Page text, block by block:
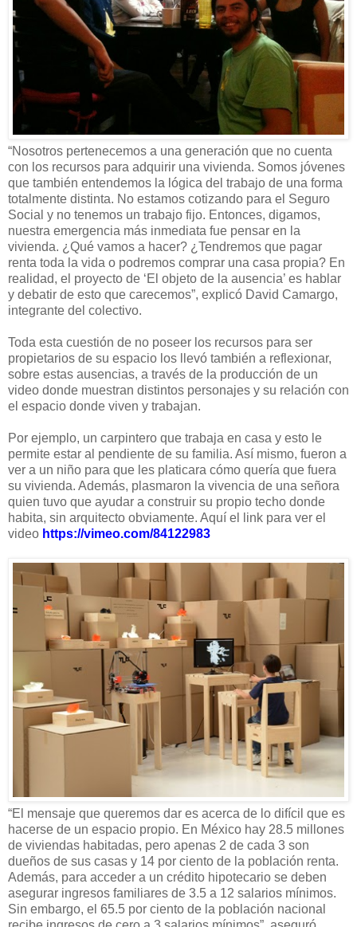
“Nosotros pertenecemos a una generación que no cuenta
con los recursos para adquirir una vivienda. Somos jóvenes
que también entendemos la lógica del trabajo de una forma
totalmente distinta. No estamos cotizando para el Seguro
Social y no tenemos un trabajo fijo. Entonces, digamos,
nuestra emergencia más inmediata fue pensar en la
vivienda. ¿Qué vamos a hacer? ¿Tendremos que pagar
renta toda la vida o podremos comprar una casa propia? En
realidad, el proyecto de ‘El objeto de la ausencia’ es hablar
y debatir de esto que carecemos”, explicó David Camargo,
integrante del colectivo.
Toda esta cuestión de no poseer los recursos para ser
propietarios de su espacio los llevó también a reflexionar,
sobre estas ausencias, a través de la producción de un
video donde muestran distintos personajes y su relación con
el espacio donde viven y trabajan.
Por ejemplo, un carpintero que trabaja en casa y esto le
permite estar al pendiente de su familia. Así mismo, fueron a
ver a un niño para que les platicara cómo quería que fuera
su vivienda. Además, plasmaron la vivencia de una señora
quien tuvo que ayudar a construir su propio techo donde
habita, sin arquitecto obviamente. Aquí el link para ver el
video https://vimeo.com/84122983
“El mensaje que queremos dar es acerca de lo difícil que es
hacerse de un espacio propio. En México hay 28.5 millones
de viviendas habitadas, pero apenas 2 de cada 3 son
dueños de sus casas y 14 por ciento de la población renta.
Además, para acceder a un crédito hipotecario se deben
asegurar ingresos familiares de 3.5 a 12 salarios mínimos.
Sin embargo, el 65.5 por ciento de la población nacional